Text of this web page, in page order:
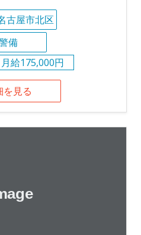
古屋市北区
備
月給175,000円
を見る